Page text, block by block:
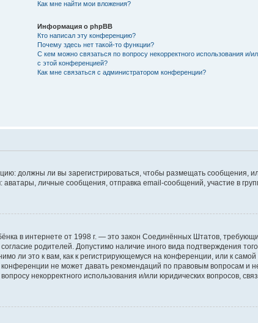
Как мне найти мои вложения?
Информация о phpBB
Кто написал эту конференцию?
Почему здесь нет такой-то функции?
С кем можно связаться по вопросу некорректного использования и/
с этой конференцией?
Как мне связаться с администратором конференции?
должны ли вы зарегистрироваться, чтобы размещать сообщения,
личные сообщения, отправка email-сообщений, участие в
в интернете от 1998 г. — это закон Соединённых Штатов,
родителей. Допустимо наличие иного вида подтверждения
ли это к вам, как к регистрирующемуся на конференции, или к
не может давать рекомендаций по правовым вопросам и
некорректного использования и/или юридических вопросов,